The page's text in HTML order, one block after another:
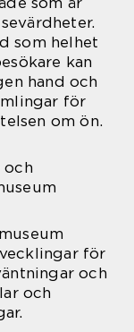
som helhet
kan
hand och
för
om ön.
och
för
och
och